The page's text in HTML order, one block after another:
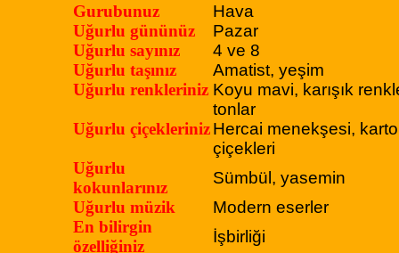
Gurubunuz
Hava
Uğurlu gününüz
Pazar
Uğurlu sayınız
4 ve 8
Uğurlu taşınız
Amatist, yeşim
Uğurlu renkleriniz Koyu mavi, karışık
tonlar
Uğurlu çiçeklerinizHercai menekşesi,
çiçekleri
Uğurlu
kokunlarınız
Sümbül, yasemin
Uğurlu müzik
Modern eserler
En bilirgin
özelliğiniz
İşbirliği